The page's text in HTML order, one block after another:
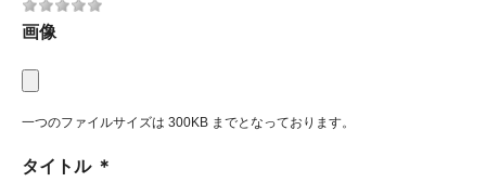
画像
一つのファイルサイズは 300KB までとなっております。
タイトル ＊